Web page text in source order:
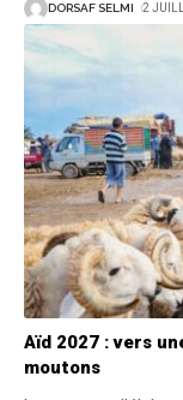
DORSAF SELMI 2
Aïd 2027 : vers
moutons